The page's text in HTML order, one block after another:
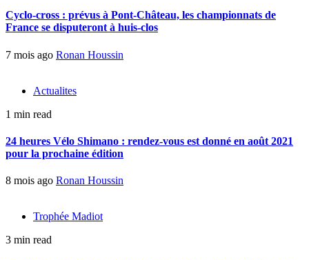
Cyclo-cross : prévus à Pont-Château, les championnats de
France se disputeront à huis-clos
7 mois ago Ronan Houssin
Actualites
1 min read
24 heures Vélo Shimano : rendez-vous est donné en août 2021
pour la prochaine édition
8 mois ago Ronan Houssin
Trophée Madiot
3 min read